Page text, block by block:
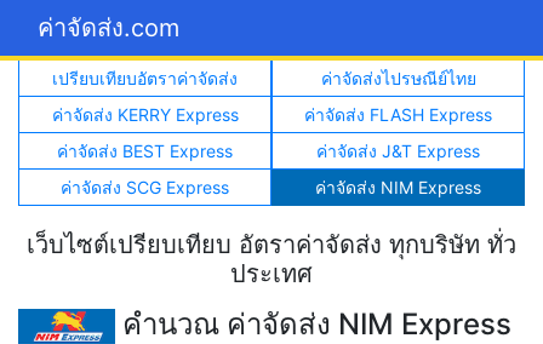
ค่าจัดส่ง.com
เปรียบเทียบอัตราค่าจัดส่ง
ค่าจัดส่งไปรษณีย์ไทย
ค่าจัดส่ง KERRY Express
ค่าจัดส่ง FLASH Express
ค่าจัดส่ง BEST Express
ค่าจัดส่ง J&T Express
ค่าจัดส่ง SCG Express
ค่าจัดส่ง NIM Express
เว็บไซต์เปรียบเทียบ อัตราค่าจัดส่ง ทุกบริษัท ทั่ว
ประเทศ
คำนวณ ค่าจัดส่ง NIM Express